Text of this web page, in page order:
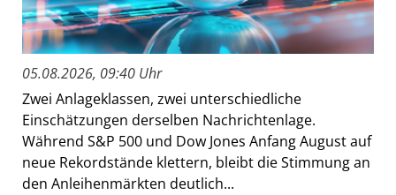
05.08.2026, 09:40 Uhr
Zwei Anlageklassen, zwei unterschiedliche
Einschätzungen derselben Nachrichtenlage.
Während S&P 500 und Dow Jones Anfang August auf
neue Rekordstände klettern, bleibt die Stimmung an
den Anleihenmärkten deutlich...